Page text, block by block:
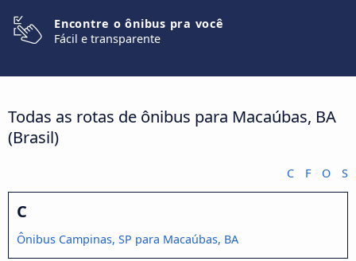
Encontre o ônibus pra você
Fácil e transparente
Todas as rotas de ônibus para Macaúbas, BA
(Brasil)
C F O S
C
Ônibus Campinas, SP para Macaúbas, BA